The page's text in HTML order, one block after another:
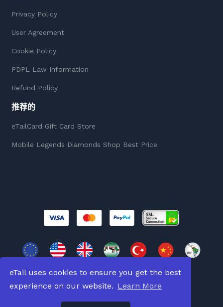
eTail uses cookies to ensure you get the best
experience on our website. Learn More
Privacy Policy
User Agreement
Cookie Policy
PDPL Law Information
Refund Policy
推荐的
eTailCard Gift Card Store
Mobile Legends Diamonds Shop Best Price
版權所有 © 2026版權所有。